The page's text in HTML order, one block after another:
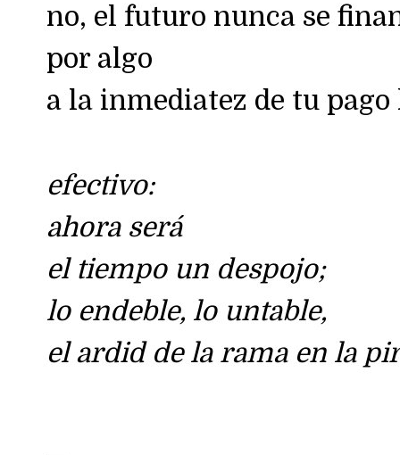
no, el futuro nunca se
por algo
a la inmediatez de tu
efectivo:
ahora será
el tiempo un despojo;
lo endeble, lo untable,
el ardid de la rama en la